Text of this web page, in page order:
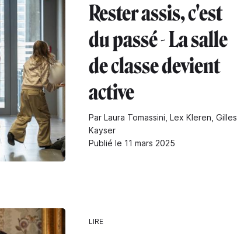
Rester assis, c'est
du passé - La salle
de classe devient
active
Par Laura Tomassini, Lex Kleren, Gilles
Kayser
Publié le 11 mars 2025
LIRE